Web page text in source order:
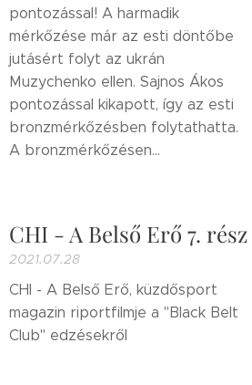
pontozással! A harmadik
mérkőzése már az esti döntőbe
jutásért folyt az ukrán
Muzychenko ellen. Sajnos Ákos
pontozással kikapott, így az esti
bronzmérkőzésben folytathatta.
A bronzmérkőzésen...
CHI - A Belső Erő 7. rész
2021.07.28
CHI - A Belső Erő, küzdősport
magazin riportfilmje a "Black Belt
Club" edzésekről